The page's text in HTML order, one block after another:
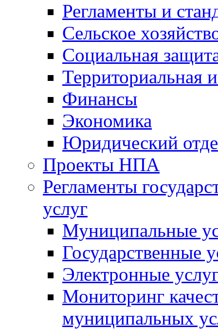
Регламенты и
Сельское
Социальная
Территориальная
Финансы
Экономика
Юридический
Проекты НПА
Регламенты
услуг
Муниципальные
Государственные
Электронные
Мониторинг
муниципальных